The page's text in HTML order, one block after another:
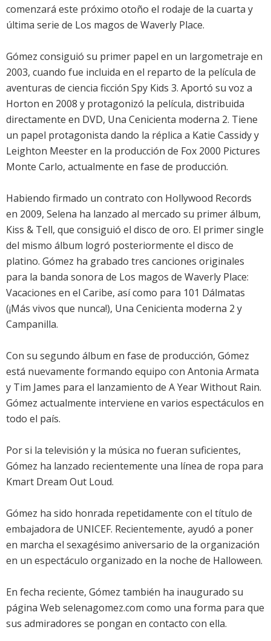
comenzará este próximo otoño el rodaje de la cuarta y
última serie de Los magos de Waverly Place.
Gómez consiguió su primer papel en un largometraje en
2003, cuando fue incluida en el reparto de la película de
aventuras de ciencia ficción Spy Kids 3. Aportó su voz a
Horton en 2008 y protagonizó la película, distribuida
directamente en DVD, Una Cenicienta moderna 2. Tiene
un papel protagonista dando la réplica a Katie Cassidy y
Leighton Meester en la producción de Fox 2000 Pictures
Monte Carlo, actualmente en fase de producción.
Habiendo firmado un contrato con Hollywood Records
en 2009, Selena ha lanzado al mercado su primer álbum,
Kiss & Tell, que consiguió el disco de oro. El primer single
del mismo álbum logró posteriormente el disco de
platino. Gómez ha grabado tres canciones originales
para la banda sonora de Los magos de Waverly Place:
Vacaciones en el Caribe, así como para 101 Dálmatas
(¡Más vivos que nunca!), Una Cenicienta moderna 2 y
Campanilla.
Con su segundo álbum en fase de producción, Gómez
está nuevamente formando equipo con Antonia Armata
y Tim James para el lanzamiento de A Year Without Rain.
Gómez actualmente interviene en varios espectáculos en
todo el país.
Por si la televisión y la música no fueran suficientes,
Gómez ha lanzado recientemente una línea de ropa para
Kmart Dream Out Loud.
Gómez ha sido honrada repetidamente con el título de
embajadora de UNICEF. Recientemente, ayudó a poner
en marcha el sexagésimo aniversario de la organización
en un espectáculo organizado en la noche de Halloween.
En fecha reciente, Gómez también ha inaugurado su
página Web selenagomez.com como una forma para que
sus admiradores se pongan en contacto con ella.